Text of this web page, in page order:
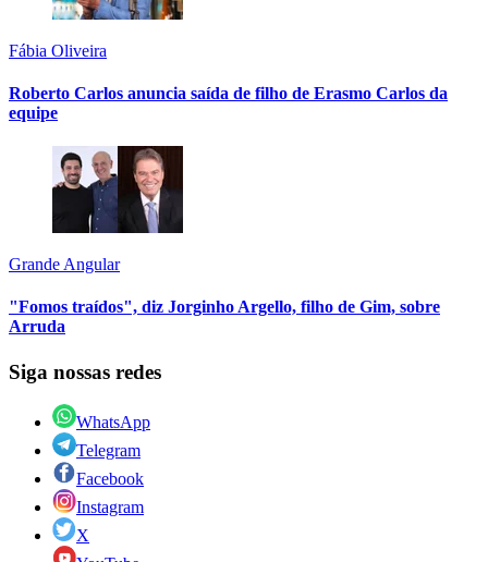
Fábia Oliveira
Roberto Carlos anuncia saída de filho de Erasmo Carlos da
equipe
Grande Angular
"Fomos traídos", diz Jorginho Argello, filho de Gim, sobre
Arruda
Siga nossas redes
WhatsApp
Telegram
Facebook
Instagram
X